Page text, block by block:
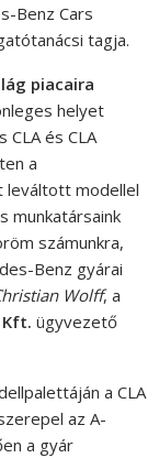
Benz Cars
tagja.
piacaira
helyet
és CLA
a
leváltott modellel
munkatársaink
számunkra,
Benz gyárai
Wolff, a
ügyvezető
a CLA
az A-
a gyár